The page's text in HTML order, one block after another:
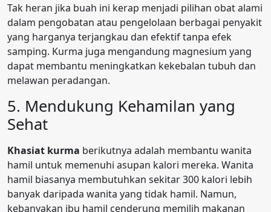
Tak heran jika buah ini kerap menjadi pilihan obat alami
dalam pengobatan atau pengelolaan berbagai penyakit
yang harganya terjangkau dan efektif tanpa efek
samping. Kurma juga mengandung magnesium yang
dapat membantu meningkatkan kekebalan tubuh dan
melawan peradangan.
5. Mendukung Kehamilan yang
Sehat
Khasiat kurma berikutnya adalah membantu wanita
hamil untuk memenuhi asupan kalori mereka. Wanita
hamil biasanya membutuhkan sekitar 300 kalori lebih
banyak daripada wanita yang tidak hamil. Namun,
kebanyakan ibu hamil cenderung memilih makanan